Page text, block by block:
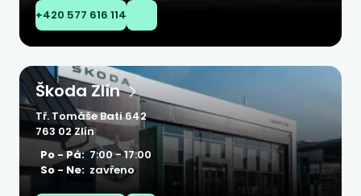
+420 577 616 114
Škoda Zlín
Tř. Tomáše Bati 642
763 02 Zlín
Po - Pá: 7:00 - 17:00
So - Ne: zavřeno